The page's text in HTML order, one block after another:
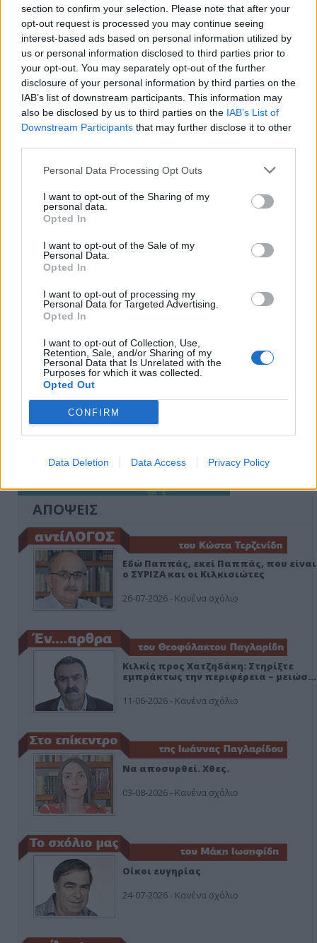
section to confirm your selection. Please note that after your
opt-out request is processed you may continue seeing
interest-based ads based on personal information utilized by
us or personal information disclosed to third parties prior to
your opt-out. You may separately opt-out of the further
disclosure of your personal information by third parties on the
IAB’s list of downstream participants. This information may
also be disclosed by us to third parties on the IAB’s List of
Downstream Participants that may further disclose it to other
Personal Data Processing Opt Outs
I want to opt-out of the Sharing of my
personal data.
Opted In
I want to opt-out of the Sale of my
Personal Data.
Opted In
I want to opt-out of processing my
Personal Data for Targeted Advertising.
Opted In
I want to opt-out of Collection, Use,
Retention, Sale, and/or Sharing of my
Personal Data that Is Unrelated with the
Purposes for which it was collected.
Opted Out
CONFIRM
Data Deletion Data Access Privacy Policy
Ειδήσεις 5-8-2026
ΑΠΟΨΕΙΣ
Εδώ Παππάς, εκεί Παππάς, που είναι
ο ΣΥΡΙΖΑ και οι Κιλκισιώτες
26-07-2026 - Κανένα σχόλιο
Κιλκίς προς Χατζηδάκη: Στηρίξτε
εμπράκτως την περιφέρεια – μειώσ…
11-06-2026 - Κανένα σχόλιο
Να αποσυρθεί. Χθες.
03-08-2026 - Κανένα σχόλιο
Οίκοι ευγηρίας
24-07-2026 - Κανένα σχόλιο